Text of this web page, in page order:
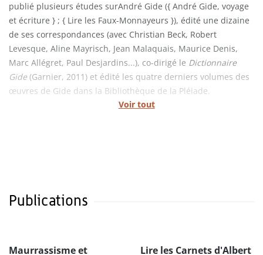
Voir tout
publié plusieurs études surAndré Gide ({ André Gide, voyage
et écriture } ; { Lire les Faux-Monnayeurs }), édité une dizaine
de ses correspondances (avec Christian Beck, Robert
Levesque, Aline Mayrisch, Jean Malaquais, Maurice Denis,
Marc Allégret, Paul Desjardins...), co-dirigé le Dictionnaire
Gide (Garnier, 2011) et édité les quatre derniers volumes des
œuvres de Gide dans la Bibliothèque de la Pléiade.
Publications
Maurrassisme et
Lire les Carnets d'Albert